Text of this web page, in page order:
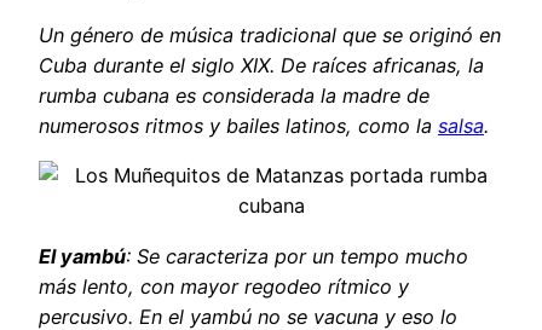
Un género de música tradicional que se originó en
Cuba durante el siglo XIX. De raíces africanas, la
rumba cubana es considerada la madre de
numerosos ritmos y bailes latinos, como la salsa.
El yambú: Se caracteriza por un tempo mucho
más lento, con mayor regodeo rítmico y
percusivo. En el yambú no se vacuna y eso lo